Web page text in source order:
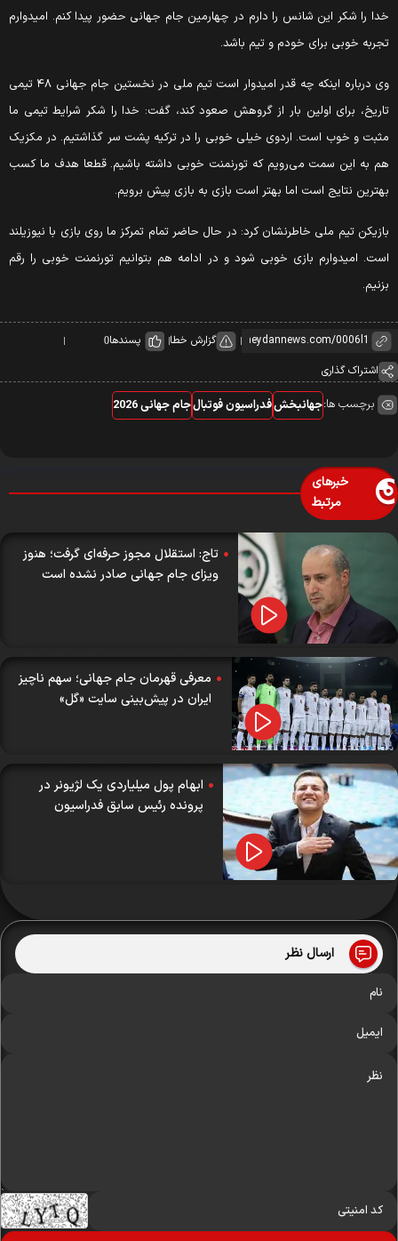
را شکر این شانس را دارم در چهارمین جام جهانی حضور پیدا کنم. امیدوارم
خوبی برای خودم و تیم باشد.
وی درباره اینکه چه قدر امیدوار است تیم ملی در نخستین جام جهانی ۴۸ تیمی
برای اولین بار از گروهش صعود کند، گفت: خدا را شکر شرایط تیمی ما
و خوب است. اردوی خیلی خوبی را در ترکیه پشت سر گذاشتیم. در مکزیک
به این سمت می‌رویم که تورنمنت خوبی داشته باشیم. قطعا هدف ما کسب
نتایج است اما بهتر است بازی به بازی پیش برویم.
تیم ملی خاطرنشان کرد: در حال حاضر تمام تمرکز ما روی بازی با نیوزیلند
امیدوارم بازی خوبی شود و در ادامه هم بتوانیم تورنمنت خوبی را رقم
گزارش خطا پسندها0
اشتراک گذاری
برچسب ها:جهانبخشفدراسیون فوتبالجام جهانی 2026
خبرهای
مرتبط
تاج: استقلال مجوز حرفه‌ای گرفت؛ هنوز
ویزای جام جهانی صادر نشده است
معرفی قهرمان جام جهانی؛ سهم ناچیز
ایران در پیش‌بینی سایت «گل»
ابهام پول میلیاردی یک لژیونر در
پرونده رئیس سابق فدراسیون
ارسال نظر